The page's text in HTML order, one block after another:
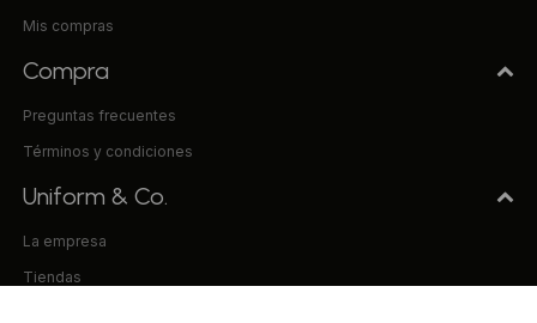
Mis compras
Compra
Preguntas frecuentes
Términos y condiciones
Uniform & Co.
La empresa
Tiendas